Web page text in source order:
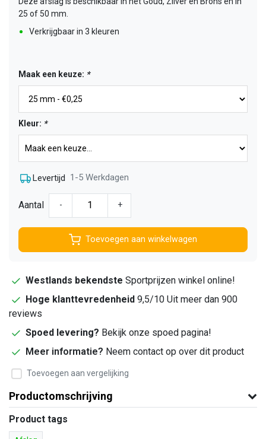
25 of 50 mm.
Verkrijgbaar in 3 kleuren
Maak een keuze: *
Kleur: *
Levertijd 1-5 Werkdagen
Aantal - +
Toevoegen aan winkelwagen
Westlands bekendste Sportprijzen winkel online!
Hoge klanttevredenheid 9,5/10 Uit meer dan 900
reviews
Spoed levering? Bekijk onze spoed pagina!
Meer informatie? Neem contact op over dit product
Toevoegen aan vergelijking
Productomschrijving
Product tags